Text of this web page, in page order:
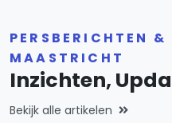
PERSBERICHTEN &
MAASTRICHT
Inzichten,
Bekijk alle artikelen